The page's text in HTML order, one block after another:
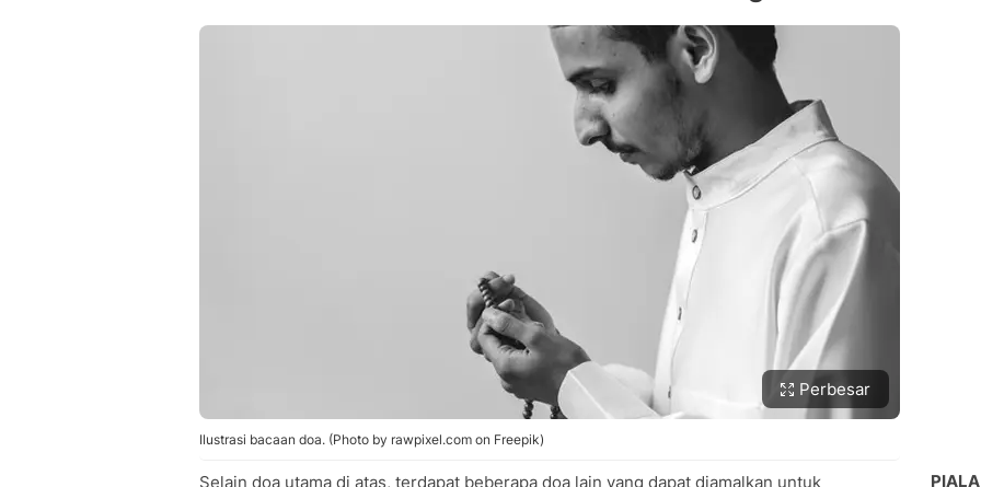
Perbesar
Ilustrasi bacaan doa. (Photo by rawpixel.com on Freepik)
Selain doa utama di atas, terdapat beberapa doa lain yang dapat diamalkan untuk